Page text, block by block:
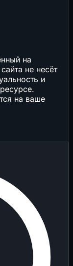
на
не несёт
и
на ваше